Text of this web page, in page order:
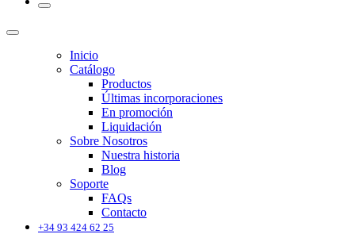
Inicio
Catálogo
Productos
Últimas incorporaciones
En promoción
Liquidación
Sobre Nosotros
Nuestra historia
Blog
Soporte
FAQs
Contacto
+34 93 424 62 25